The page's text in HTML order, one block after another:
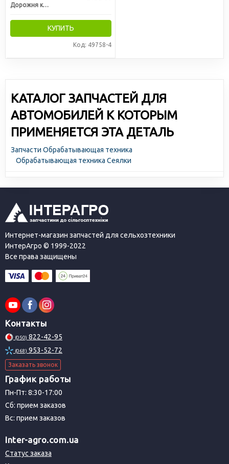
Дорожня карта
КУПИТЬ
Код: 49758-4
КАТАЛОГ ЗАПЧАСТЕЙ ДЛЯ
АВТОМОБИЛЕЙ К КОТОРЫМ
ПРИМЕНЯЕТСЯ ЭТА ДЕТАЛЬ
Запчасти Обрабатывающая техника
Обрабатывающая техника Сеялки
Интернет-магазин запчастей для сельхозтехники
ИнтерАгро © 1999-2022
Все права защищены
Контакты
(050) 822-42-95
(068) 953-52-72
Заказать звонок
График работы
Пн-Пт: 8:30-17:00
Сб: прием заказов
Вс: прием заказов
Inter-agro.com.ua
Статус заказа